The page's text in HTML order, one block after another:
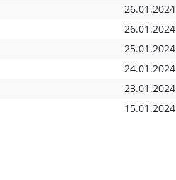
26.01.2024
26.01.2024
25.01.2024
24.01.2024
23.01.2024
15.01.2024